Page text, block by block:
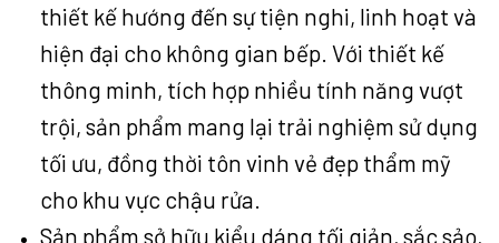
thiết kế hướng đến sự tiện nghi, linh hoạt và
hiện đại cho không gian bếp. Với thiết kế
thông minh, tích hợp nhiều tính năng vượt
trội, sản phẩm mang lại trải nghiệm sử dụng
tối ưu, đồng thời tôn vinh vẻ đẹp thẩm mỹ
cho khu vực chậu rửa.
Sản phẩm sở hữu kiểu dáng tối giản, sắc sảo,